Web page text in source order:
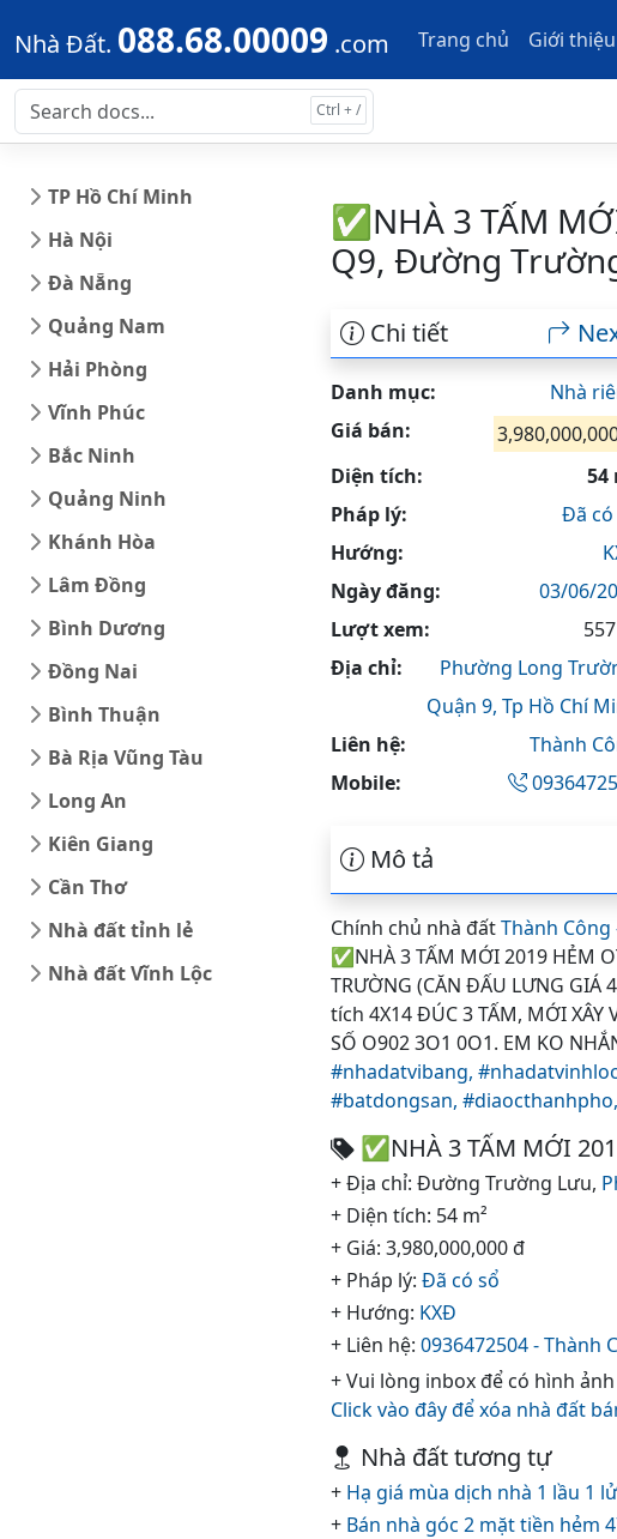
Skip to main content Skip to docs navigation
Nhà Đất. 088.68.00009 .com Trang chủ Giới thiệu
TP Hồ Chí Minh
Hà Nội
Đà Nẵng
Quảng Nam
Hải Phòng
Vĩnh Phúc
Bắc Ninh
Quảng Ninh
Khánh Hòa
Lâm Đồng
Bình Dương
Đồng Nai
Bình Thuận
Bà Rịa Vũng Tàu
Long An
Kiên Giang
Cần Thơ
Nhà đất tỉnh lẻ
Nhà đất Vĩnh Lộc
✅NHÀ 3 TẤM
Q9, Đường
Chi tiết
Danh mục:
Nhà
Giá bán:
Diện tích:
54
Pháp lý:
Đã có
Hướng:
Ngày đăng:
03/06/
Lượt xem:
Địa chỉ:
Phường Long
Quận 9, Tp Hồ Chí
Liên hệ:
Thành
Mobile:
Mô tả
Chính chủ nhà đấtThành Công
✅NHÀ 3 TẤM MỚI 2019 HẺM
TRƯỜNG (CĂN ĐẤU LƯNG GIÁ
tích 4X14 ĐÚC 3 TẤM, MỚI XÂY
SỐ O902 3O1 0O1. EM KO
#nhadatvibang,
#batdongsan, #diaocthanhpho,
✅NHÀ 3 TẤM MỚI
+ Địa chỉ: Đường Trường Lưu,
+ Diện tích: 54 m²
+ Giá: 3,980,000,000 đ
+ Pháp lý: Đã có sổ
+ Hướng: KXĐ
+ Liên hệ: 0936472504 - Thành
+ Vui lòng inbox để có hình
Click vào đây để xóa nhà đất
Nhà đất tương tự
+ Hạ giá mùa dịch nhà 1 lầu 1
+ Bán nhà góc 2 mặt tiền hẻm